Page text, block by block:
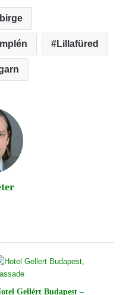
Lillafüred
Gellért Budapest –